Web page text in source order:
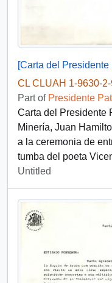
CL CLUAH 1-9630-
Part of Presidente
Carta del Presidente
Minería, Juan
a la ceremonia de
tumba del poeta
Untitled